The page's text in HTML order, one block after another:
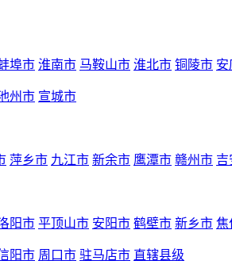
埠市 淮南市 马鞍山市 淮北市 铜陵市 安
州市 宣城市
萍乡市 九江市 新余市 鹰潭市 赣州市 吉
阳市 平顶山市 安阳市 鹤壁市 新乡市 焦
阳市 周口市 驻马店市 直辖县级